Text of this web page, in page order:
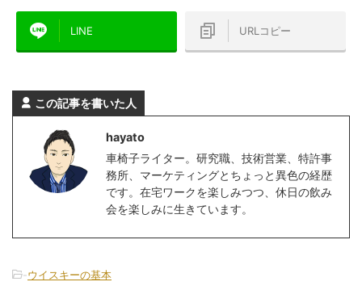
LINE URLコピー
この記事を書いた人
hayato
車椅子ライター。研究職、技術営業、特許事
務所、マーケティングとちょっと異色の経歴
です。在宅ワークを楽しみつつ、休日の飲み
会を楽しみに生きています。
-ウイスキーの基本